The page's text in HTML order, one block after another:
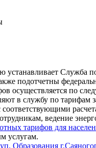
устанавливает Cлужба
подотчетны
осуществляется по
в службу по тарифам
ведение
тарифов для
услугам.
Образования